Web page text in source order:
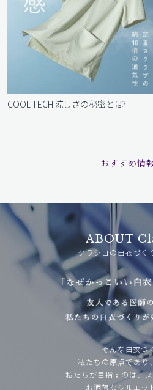
COOL TECH 涼しさの秘密とは?
おすすめ情
ABOUT
クラシコの白衣づく
そんな白衣づ
私たちの原点であり
私たちが目指すのは、
お洒落なシルエッ